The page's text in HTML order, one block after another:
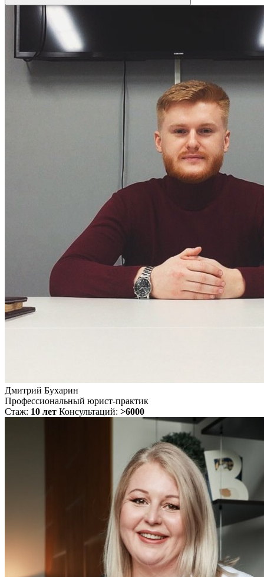
Дмитрий Бухарин
Профессиональный юрист-практик
Стаж: 10 лет Консультаций: >6000